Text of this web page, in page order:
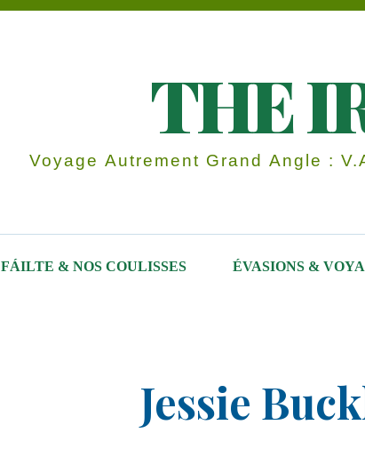
THE
Voyage Autrement Grand Angle :
FÁILTE & NOS COULISSES ÉVASIONS &
Jessie